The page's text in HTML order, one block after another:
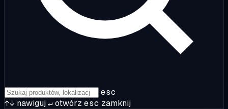
esc
↑↓ nawiguj↵otwórz esc zamknij